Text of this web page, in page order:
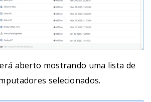
aberto mostrando uma lista de
selecionados.